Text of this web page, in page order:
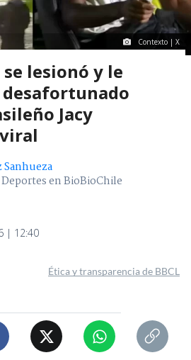
Contexto | X
lesionó y le
Jacy
Sanhueza
en BioBioChile
| 12:40
Ética y transparencia de BBCL